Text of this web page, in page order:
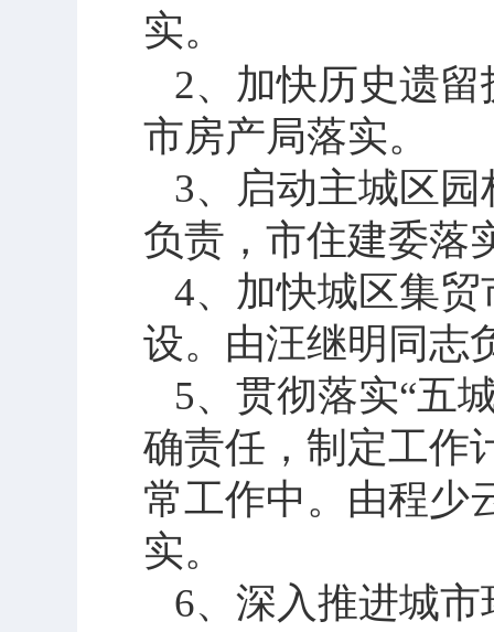
实。
2、加快历史遗
市房产局落实。
3、启动主城区
负责，市住建委落
4、加快城区集
设。由汪继明同志
5、贯彻落实“五
确责任，制定工作
常工作中。由程少
实。
6、深入推进城